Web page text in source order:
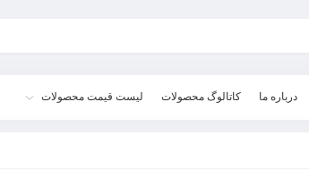
درباره ما کاتالوگ محصولات لیست قیمت محصولات